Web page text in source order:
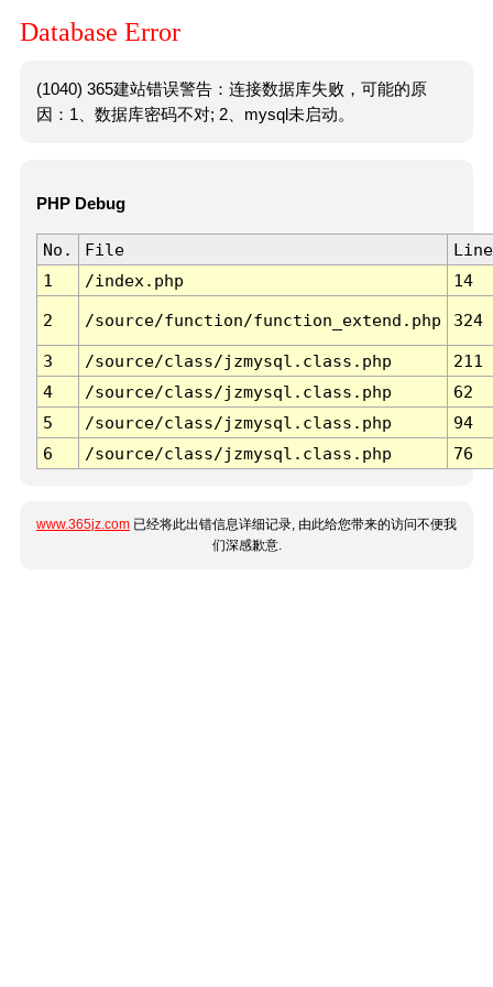
Database Error
(1040) 365建站错误警告：连接数据库失败，可能的原
因：1、数据库密码不对; 2、mysql未启动。
PHP Debug
No. File
Line
1
/index.php 14
2 /source/function/function_extend.php 324
3 /source/class/jzmysql.class.php
211
4
/source/class/jzmysql.class.php
62
5
/source/class/jzmysql.class.php
94
6
/source/class/jzmysql.class.php 76
www.365jz.com 已经将此出错信息详细记录, 由此给您带来的访问不便我
们深感歉意.